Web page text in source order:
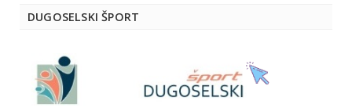
DUGOSELSKI ŠPORT